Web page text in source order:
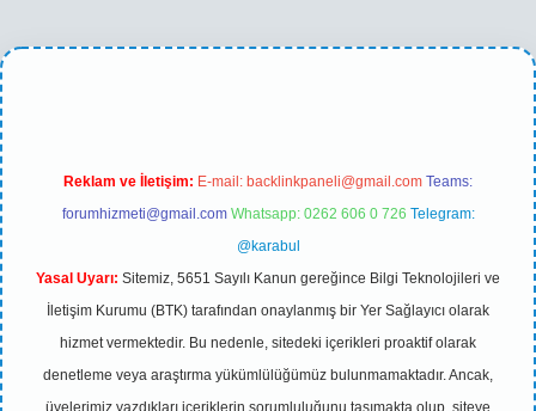
betexper yeni giriş
Reklam ve İletişim: E-mail: backlinkpaneli@gmail.com Teams:
forumhizmeti@gmail.com Whatsapp: 0262 606 0 726 Telegram:
@karabul
Yasal Uyarı: Sitemiz, 5651 Sayılı Kanun gereğince Bilgi Teknolojileri ve
İletişim Kurumu (BTK) tarafından onaylanmış bir Yer Sağlayıcı olarak
hizmet vermektedir. Bu nedenle, sitedeki içerikleri proaktif olarak
denetleme veya araştırma yükümlülüğümüz bulunmamaktadır. Ancak,
üyelerimiz yazdıkları içeriklerin sorumluluğunu taşımakta olup, siteye